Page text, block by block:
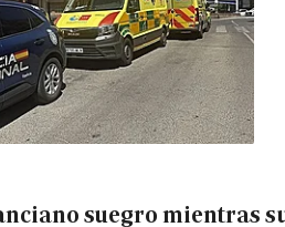
suegro mientras